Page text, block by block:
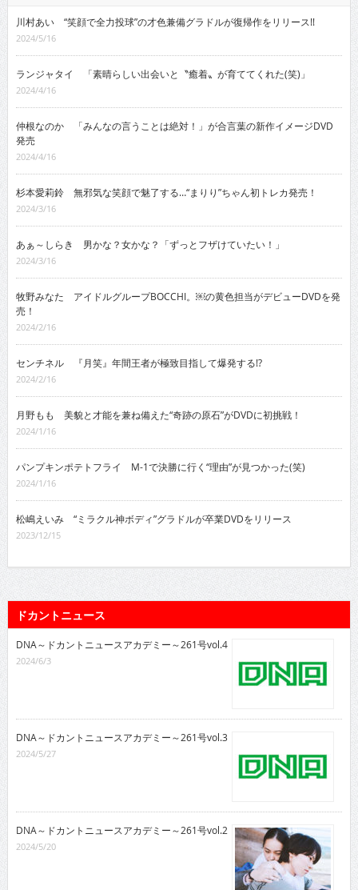
川村あい “笑顔で全力投球”の才色兼備グラドルが復帰作をリリース!!
2024/5/16
ランジャタイ 「素晴らしい出会いと〝癒着〟が育ててくれた(笑)」
2024/4/16
仲根なのか 「みんなの言うことは絶対！」が合言葉の新作イメージDVD
発売
2024/4/16
杉本愛莉鈴 無邪気な笑顔で魅了する…“まりり”ちゃん初トレカ発売！
2024/3/16
あぁ～しらき 男かな？女かな？「ずっとフザけていたい！」
2024/3/16
牧野みなた アイドルグループBOCCHI。￼の黄色担当がデビューDVDを発
売！
2024/2/16
センチネル 『月笑』年間王者が極致目指して爆発する!?
2024/2/16
月野もも 美貌と才能を兼ね備えた“奇跡の原石”がDVDに初挑戦！
2024/1/16
パンプキンポテトフライ M-1で決勝に行く“理由”が見つかった(笑)
2024/1/16
松嶋えいみ “ミラクル神ボディ”グラドルが卒業DVDをリリース
2023/12/15
ドカントニュース
DNA～ドカントニュースアカデミー～261号vol.4
2024/6/3
DNA～ドカントニュースアカデミー～261号vol.3
2024/5/27
DNA～ドカントニュースアカデミー～261号vol.2
2024/5/20